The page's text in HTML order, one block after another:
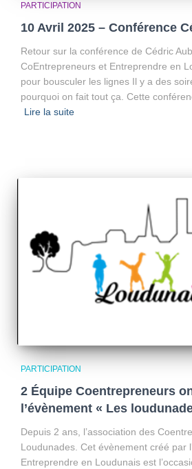
PARTICIPATION
10 Avril 2025 – Conférence
Retour sur la conférence de Cédric
CoEntrepreneurs et Entreprendre en
pour bousculer les lignes Il y a des
pourquoi on fait tout ça. Cette
Lire la suite
PARTICIPATION
2 Équipe Coentrepreneurs
l’évènement « Les
Depuis 2 ans, l’association des
Loudunades. Cet évènement créé par
Entreprendre en Loudunais est